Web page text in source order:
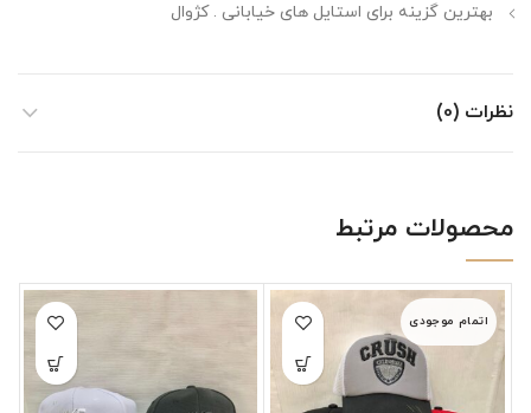
بهترین گزینه برای استایل های خیابانی . کژوال
نظرات (0)
محصولات مرتبط
اتمام موجودی